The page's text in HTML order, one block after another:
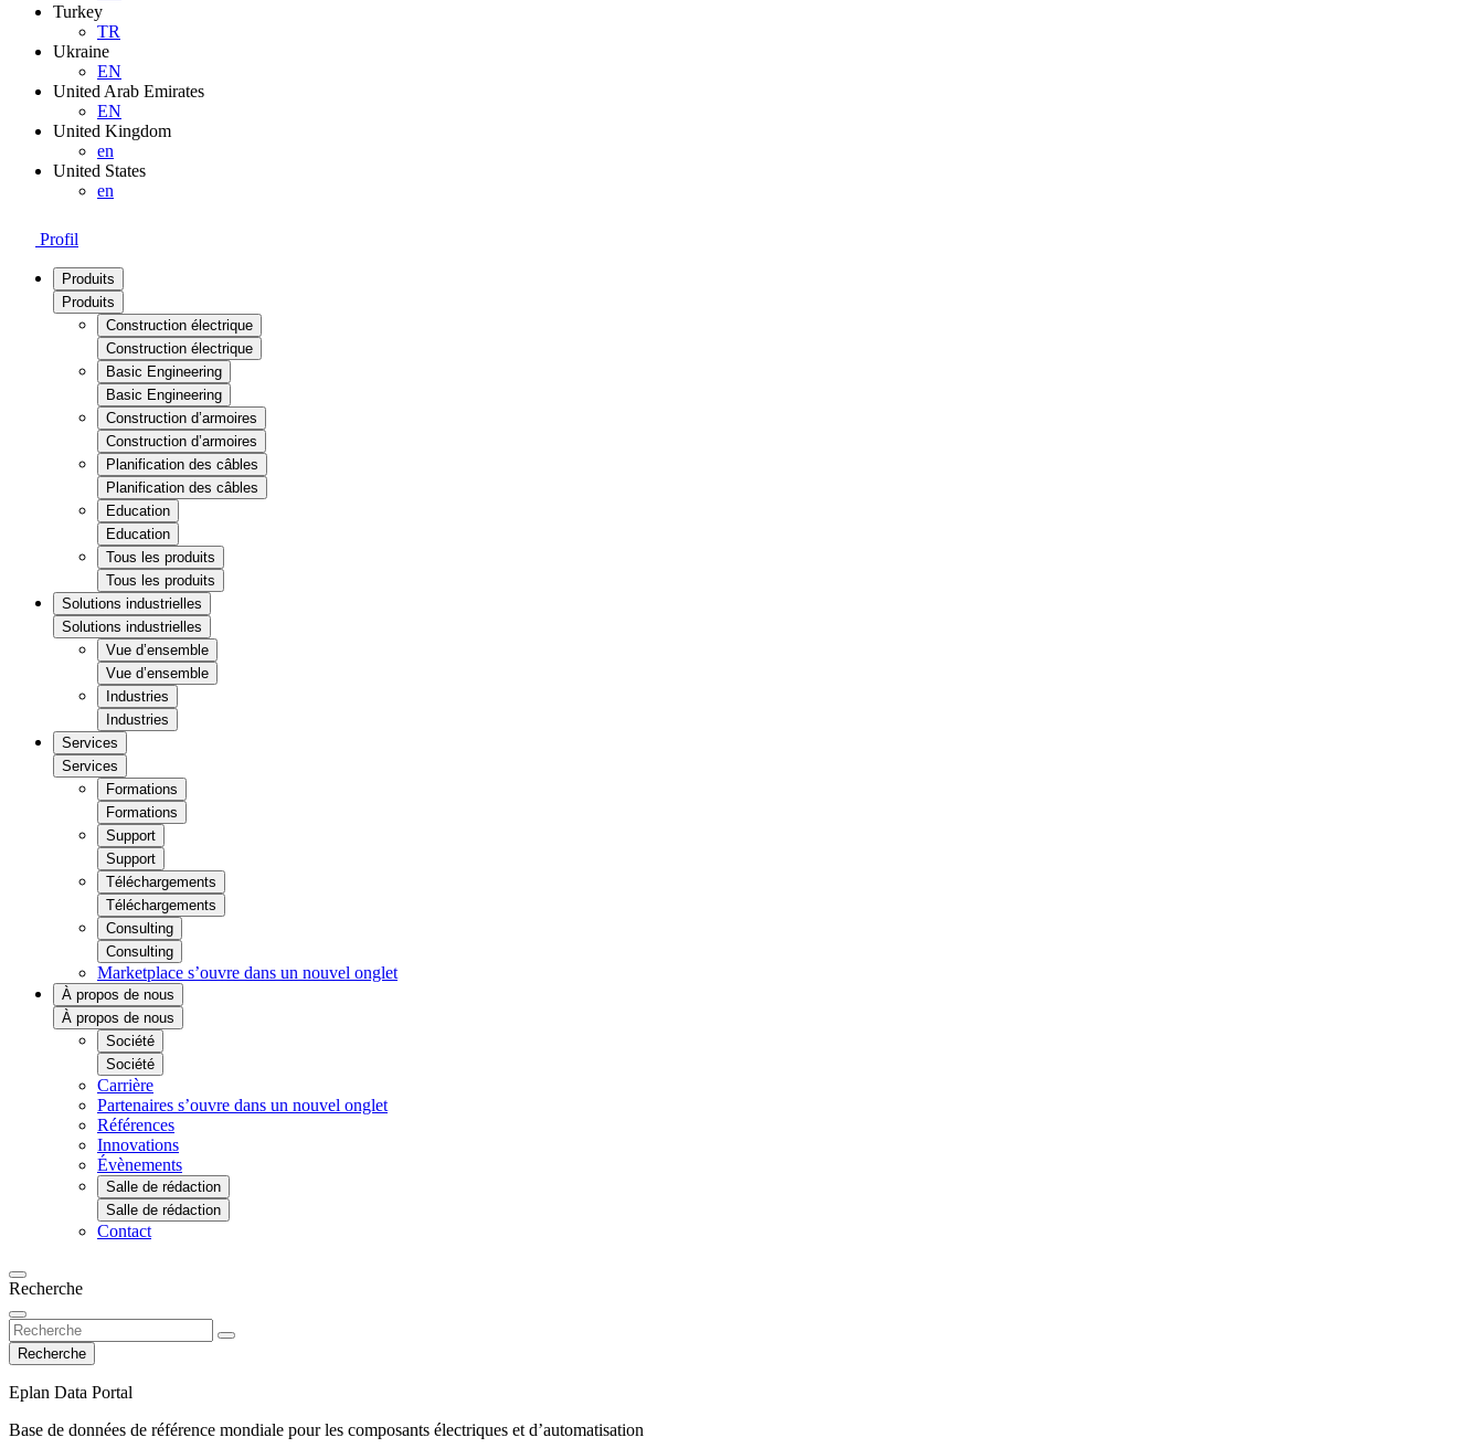
Turkey
TR
Ukraine
EN
United Arab Emirates
EN
United Kingdom
en
United States
en
Profil
Produits
Produits
Construction électrique
Construction électrique
Basic Engineering
Basic Engineering
Construction d’armoires
Construction d’armoires
Planification des câbles
Planification des câbles
Education
Education
Tous les produits
Tous les produits
Solutions industrielles
Solutions industrielles
Vue d’ensemble
Vue d’ensemble
Industries
Industries
Services
Services
Formations
Formations
Support
Support
Téléchargements
Téléchargements
Consulting
Consulting
Marketplace s’ouvre dans un nouvel onglet
À propos de nous
À propos de nous
Société
Société
Carrière
Partenaires s’ouvre dans un nouvel onglet
Références
Innovations
Évènements
Salle de rédaction
Salle de rédaction
Contact
Recherche
Recherche
Eplan Data Portal
Base de données de référence mondiale pour les composants électriques et d’automatisation